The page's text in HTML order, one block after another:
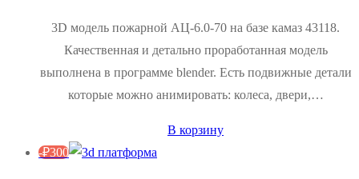
3D модель пожарной АЦ-6.0-70 на базе камаз 43118.
Качественная и детально проработанная модель
выполнена в программе blender. Есть подвижные детали
которые можно анимировать: колеса, двери,…
В корзину
-₽300